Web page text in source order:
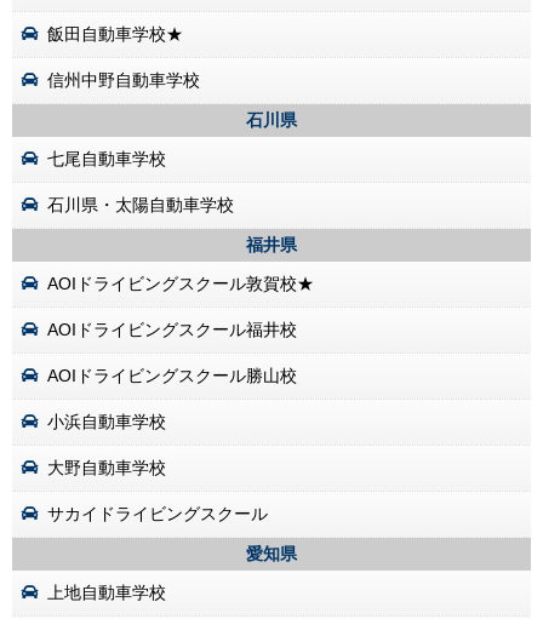
飯田自動車学校★
信州中野自動車学校
石川県
七尾自動車学校
石川県・太陽自動車学校
福井県
AOIドライビングスクール敦賀校★
AOIドライビングスクール福井校
AOIドライビングスクール勝山校
小浜自動車学校
大野自動車学校
サカイドライビングスクール
愛知県
上地自動車学校